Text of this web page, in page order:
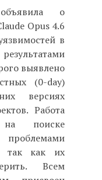
о
Opus 4.6
в
выявлено
(0-day)
версиях
Работа
на поиске
проблемами
так как их
Всем